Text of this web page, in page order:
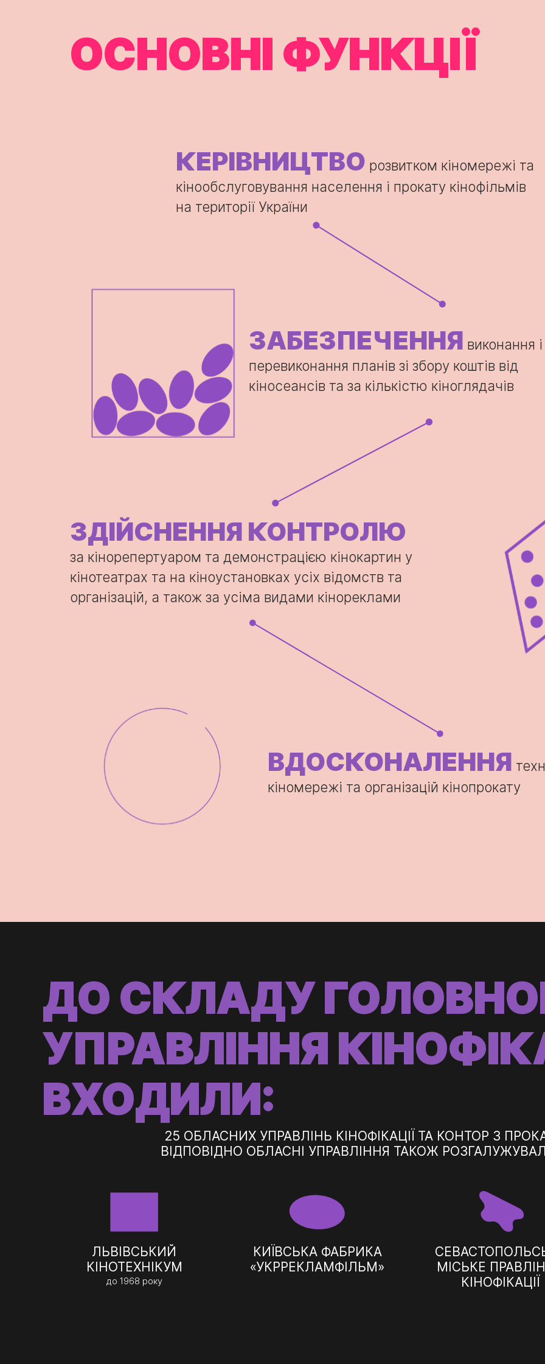
ОСНОВНІ ФУНКЦІЇ
КЕРІВНИЦТВО розвитком кіномережі та
кінообслуговування населення і прокату кінофільмів
на території України
ЗАБЕЗПЕЧЕННЯ виконання і
перевиконання планів зі збору коштів від
кіносеансів та за кількістю кіноглядачів
ЗДІЙСНЕННЯ КОНТРОЛЮ
за кінорепертуаром та демонстрацією кінокартин у
кінотеатрах та на кіноустановках усіх відомств та
організацій, а також за усіма видами кінореклами
ВДОСКОНАЛЕННЯ
кіномережі та організацій кінопрокату
ДО СКЛАДУ
УПРАВЛІННЯ
ВХОДИЛИ:
25 ОБЛАСНИХ УПРАВЛІНЬ КІНОФІКАЦІЇ ТА КОНТОР З
ВІДПОВІДНО ОБЛАСНІ УПРАВЛІННЯ ТАКОЖ
ЛЬВІВСЬКИЙ
КІНОТЕХНІКУМ
до 1968 року
КИЇВСЬКА ФАБРИКА
«УКРРЕКЛАМФІЛЬМ»
МІСЬКЕ
КІНОФІКАЦІЇ